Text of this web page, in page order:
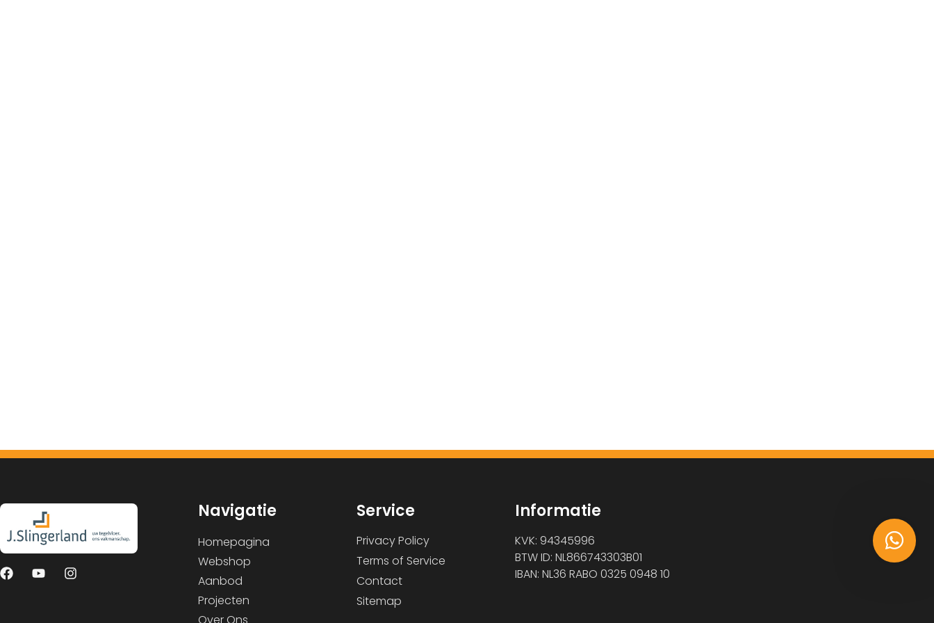
Navigatie
Homepagina
Webshop
Aanbod
Projecten
Over Ons
Service
Privacy Policy
Terms of Service
Contact
Sitemap
Informatie
KVK: 94345996
BTW ID: NL866743303B01
IBAN: NL36 RABO 0325 0948 10